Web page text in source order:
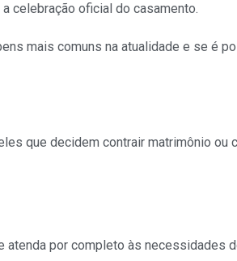
celebração oficial do casamento.
mais comuns na atualidade e se é
que decidem contrair matrimônio ou
atenda por completo às necessidades